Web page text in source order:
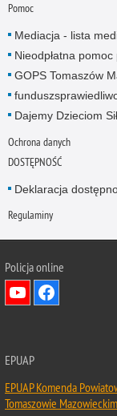
Pomoc
Mediacja - lista
Nieodpłatna
GOPS Tomaszów
Dajemy Dzieciom
Ochrona danych
DOSTĘPNOŚĆ
Deklaracja
Regulaminy
Policja online
EPUAP
EPUAP Komenda
Tomaszowie Mazowieckim